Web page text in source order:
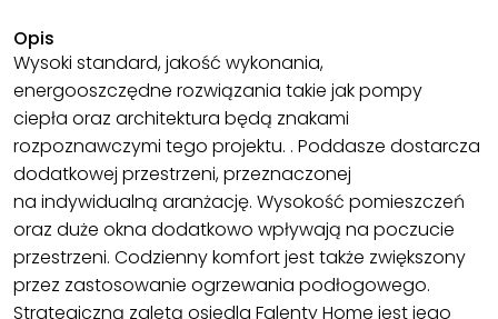
Opis
Wysoki standard, jakość wykonania,
energooszczędne rozwiązania takie jak pompy
ciepła oraz architektura będą znakami
rozpoznawczymi tego projektu. . Poddasze dostarcza
dodatkowej przestrzeni, przeznaczonej
na indywidualną aranżację. Wysokość pomieszczeń
oraz duże okna dodatkowo wpływają na poczucie
przestrzeni. Codzienny komfort jest także zwiększony
przez zastosowanie ogrzewania podłogowego.
Strategiczną zaletą osiedla Falenty Home jest jego